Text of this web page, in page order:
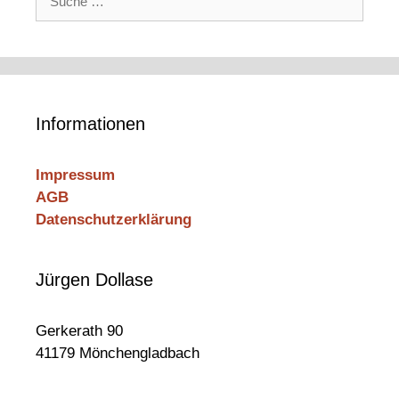
Informationen
Impressum
AGB
Datenschutzerklärung
Jürgen Dollase
Gerkerath 90
41179 Mönchengladbach